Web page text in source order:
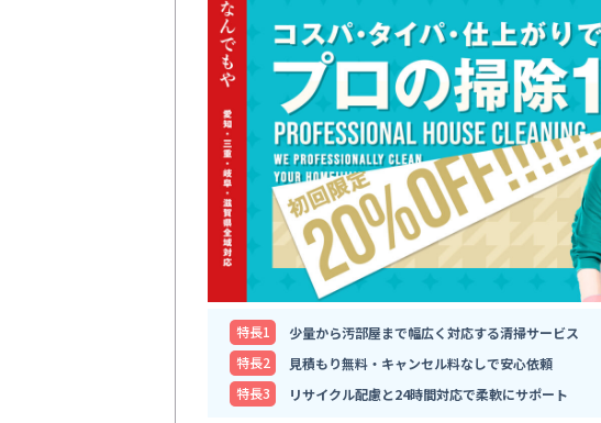
特⻑1
少量から汚部屋まで幅広く対応する清掃サービス
特⻑2
見積もり無料・キャンセル料なしで安心依頼
特⻑3
リサイクル配慮と24時間対応で柔軟にサポート